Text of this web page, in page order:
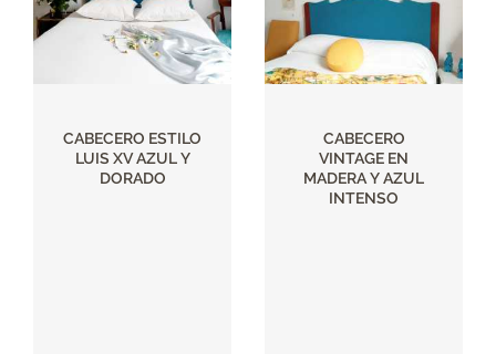
CABECERO ESTILO
LUIS XV AZUL Y
DORADO
CABECERO
VINTAGE EN
MADERA Y AZUL
INTENSO